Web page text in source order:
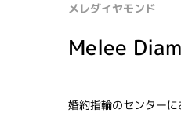
メレダイヤモンド
Melee
婚約指輪のセンター